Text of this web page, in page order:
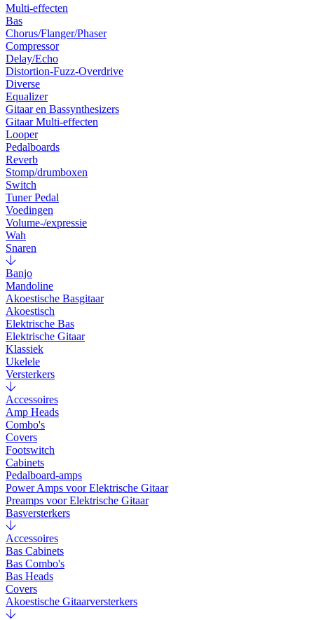
Multi-effecten
Bas
Chorus/Flanger/Phaser
Compressor
Delay/Echo
Distortion-Fuzz-Overdrive
Diverse
Equalizer
Gitaar en Bassynthesizers
Gitaar Multi-effecten
Looper
Pedalboards
Reverb
Stomp/drumboxen
Switch
Tuner Pedal
Voedingen
Volume-/expressie
Wah
Snaren
Banjo
Mandoline
Akoestische Basgitaar
Akoestisch
Elektrische Bas
Elektrische Gitaar
Klassiek
Ukelele
Versterkers
Accessoires
Amp Heads
Combo's
Covers
Footswitch
Cabinets
Pedalboard-amps
Power Amps voor Elektrische Gitaar
Preamps voor Elektrische Gitaar
Basversterkers
Accessoires
Bas Cabinets
Bas Combo's
Bas Heads
Covers
Akoestische Gitaarversterkers